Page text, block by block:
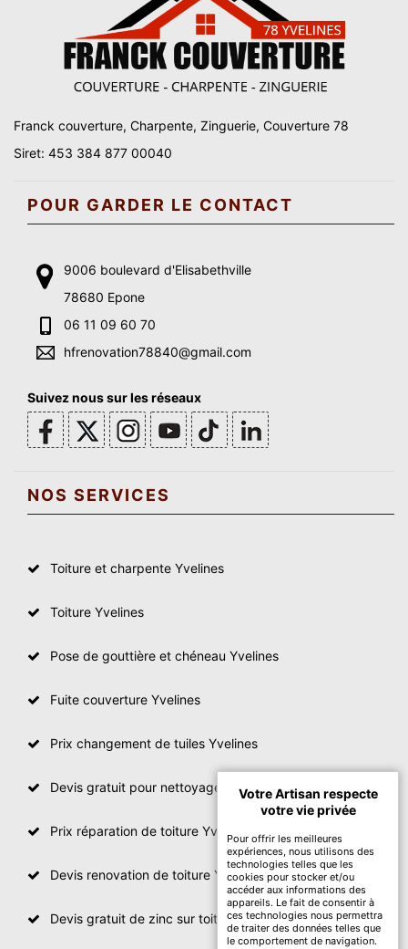
Franck couverture, Charpente, Zinguerie, Couverture 78
Siret: 453 384 877 00040
POUR GARDER LE CONTACT
9006 boulevard d'Elisabethville
78680 Epone
06 11 09 60 70
hfrenovation78840@gmail.com
Suivez nous sur les réseaux
NOS SERVICES
Toiture et charpente Yvelines
Toiture Yvelines
Pose de gouttière et chéneau Yvelines
Fuite couverture Yvelines
Prix changement de tuiles Yvelines
Devis gratuit pour nettoyage toiture Yvelines
Prix réparation de toiture Yvelines
Devis renovation de toiture Yvelines
Devis gratuit de zinc sur toiture
Votre Artisan respecte
votre vie privée
Pour offrir les meilleures
expériences, nous utilisons des
technologies telles que les
cookies pour stocker et/ou
accéder aux informations des
appareils. Le fait de consentir à
ces technologies nous permettra
de traiter des données telles que
le comportement de navigation.